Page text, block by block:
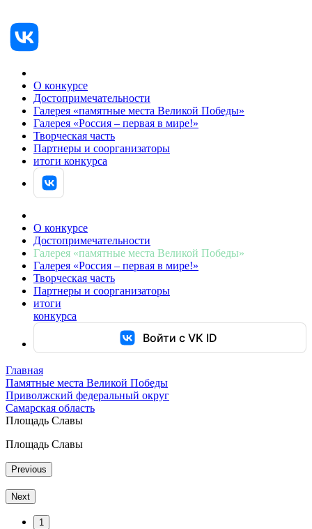
О конкурсе
Достопримечательности
Галерея «памятные места Великой Победы»
Галерея «Россия – первая в мире!»
Творческая часть
Партнеры и соорганизаторы
итоги конкурса
О конкурсе
Достопримечательности
Галерея «памятные места Великой Победы»
Галерея «Россия – первая в мире!»
Творческая часть
Партнеры и соорганизаторы
итоги
конкурса
Войти с VK ID
Главная
Памятные места Великой Победы
Приволжский федеральный округ
Самарская область
Площадь Славы
Площадь Славы
Previous
Next
1